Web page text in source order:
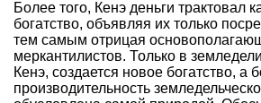
Более того, Кенэ деньги трактовал
богатство, объявляя их только
тем самым отрицая
меркантилистов. Только в
Кенэ, создается новое богатство, а
производительность